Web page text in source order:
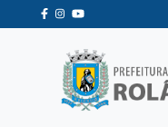
Ir para o conteudo
Ir para o fim do conteudo